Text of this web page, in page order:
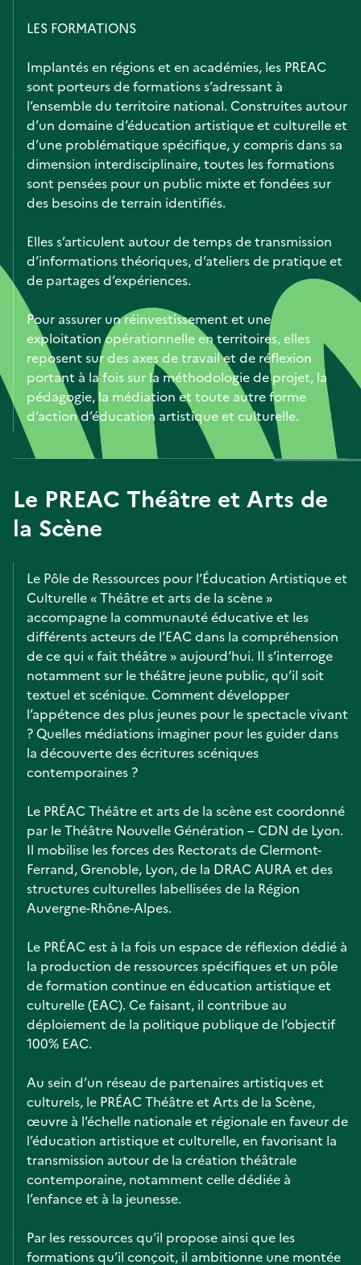
LES FORMATIONS
Implantés en régions et en académies, les PREAC
sont porteurs de formations s’adressant à
l’ensemble du territoire national. Construites autour
d’un domaine d’éducation artistique et culturelle et
d’une problématique spécifique, y compris dans sa
dimension interdisciplinaire, toutes les formations
sont pensées pour un public mixte et fondées sur
des besoins de terrain identifiés.
Elles s’articulent autour de temps de transmission
d’informations théoriques, d’ateliers de pratique et
de partages d’expériences.
Pour assurer un réinvestissement et une
exploitation opérationnelle en territoires, elles
reposent sur des axes de travail et de réflexion
portant à la fois sur la méthodologie de projet, la
pédagogie, la médiation et toute autre forme
d’action d’éducation artistique et culturelle.
Le PREAC Théâtre et Arts de
la Scène
Le Pôle de Ressources pour l’Éducation Artistique et
Culturelle « Théâtre et arts de la scène »
accompagne la communauté éducative et les
différents acteurs de l’EAC dans la compréhension
de ce qui « fait théâtre » aujourd’hui. Il s’interroge
notamment sur le théâtre jeune public, qu’il soit
textuel et scénique. Comment développer
l’appétence des plus jeunes pour le spectacle vivant
? Quelles médiations imaginer pour les guider dans
la découverte des écritures scéniques
contemporaines ?
Le PRÉAC Théâtre et arts de la scène est coordonné
par le Théâtre Nouvelle Génération – CDN de Lyon.
Il mobilise les forces des Rectorats de Clermont-
Ferrand, Grenoble, Lyon, de la DRAC AURA et des
structures culturelles labellisées de la Région
Auvergne-Rhône-Alpes.
Le PRÉAC est à la fois un espace de réflexion dédié à
la production de ressources spécifiques et un pôle
de formation continue en éducation artistique et
culturelle (EAC). Ce faisant, il contribue au
déploiement de la politique publique de l’objectif
100% EAC.
Au sein d’un réseau de partenaires artistiques et
culturels, le PRÉAC Théâtre et Arts de la Scène,
œuvre à l’échelle nationale et régionale en faveur de
l’éducation artistique et culturelle, en favorisant la
transmission autour de la création théâtrale
contemporaine, notamment celle dédiée à
l’enfance et à la jeunesse.
Par les ressources qu’il propose ainsi que les
formations qu’il conçoit, il ambitionne une montée